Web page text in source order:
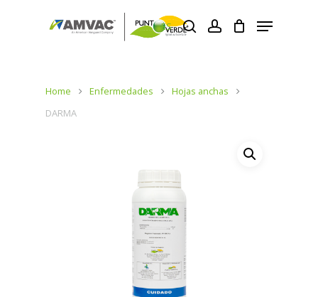
ES searchaccount
Menu
Home Enfermedades
Hojas anchas
DARMA